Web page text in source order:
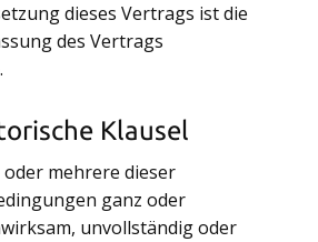
dieses Vertrags ist die
des Vertrags
Klausel
mehrere dieser
ganz oder
unvollständig oder